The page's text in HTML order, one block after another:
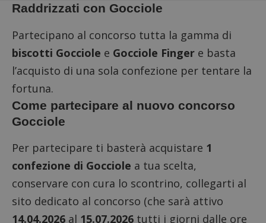
Raddrizzati con Gocciole
Partecipano al concorso tutta la gamma di
biscotti Gocciole e Gocciole Finger e basta
l’acquisto di una sola confezione per tentare la
fortuna.
Come partecipare al nuovo concorso
Gocciole
Per partecipare ti basterà acquistare 1
confezione di Gocciole a tua scelta,
conservare con cura lo scontrino, collegarti al
sito dedicato al concorso (che sarà attivo
14.04.2026 al 15.07.2026 tutti i giorni dalle ore